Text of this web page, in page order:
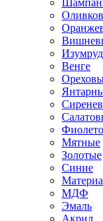
Венге
Мятные
Золотые
Синие
МДФ
Эмаль
Акрил